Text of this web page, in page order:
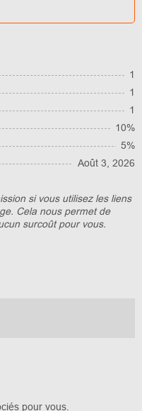
1
1
1
10%
5%
Août 3, 2026
si vous utilisez les liens
Cela nous permet de
surcoût pour vous.
pour vous.